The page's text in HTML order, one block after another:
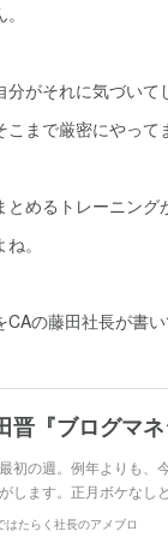
がそれに気づいて
まで厳密にやって
めるトレーニング
。
CAの藤田社長が書
晋『ブログマネ
初の週。例年よりも、
します。正月ボケなし
はたらく社長のアメブロ